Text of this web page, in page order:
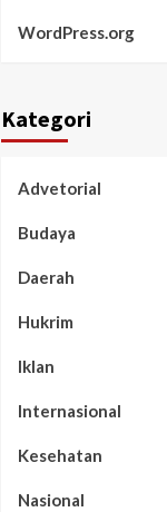
WordPress.org
Kategori
Advetorial
Budaya
Daerah
Hukrim
Iklan
Internasional
Kesehatan
Nasional